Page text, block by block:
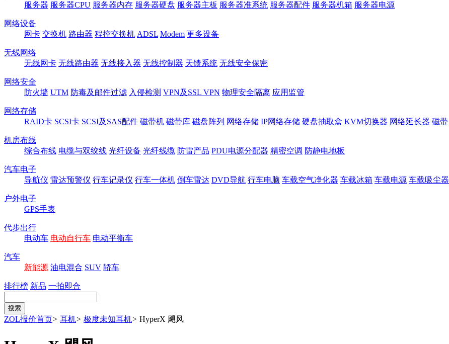
服务器 服务器CPU 服务器内存 服务器硬盘 服务器主板 服务器准系统 服务器配件 服务器机箱 服务器电源
网络设备
网卡 交换机 路由器 程控交换机 ADSL Modem 更多设备
无线网络
无线网卡 无线路由器 无线接入器 无线控制器 天馈系统 无线安全保密
网络安全
防火墙 UTM 防毒及邮件过滤 入侵检测 VPN及SSL VPN 物理安全隔离 应用监管
网络存储
RAID卡 SCSI卡 SCSI及SAS配件 磁带机 磁带库 磁盘阵列 网络存储 IP网络存储 硬盘抽取盒 KVM切换器 网络延长器 磁带
机房布线
综合布线 电缆与双绞线 光纤设备 光纤线缆 防雷产品 PDU电源分配器 精密空调 防静电地板
汽车电子
导航仪 雷达预警仪 行车记录仪 行车一体机 倒车雷达 DVD导航 行车电脑 车载空气净化器 车载冰箱 车载电源 车载吸尘器
户外电子
GPS手表
代步出行
电动车 电动自行车 电动平衡车
汽车
新能源 油电混合 SUV 轿车
排行榜 新品 一拍即合
ZOL报价首页> 耳机> 极度未知耳机> HyperX 飓风